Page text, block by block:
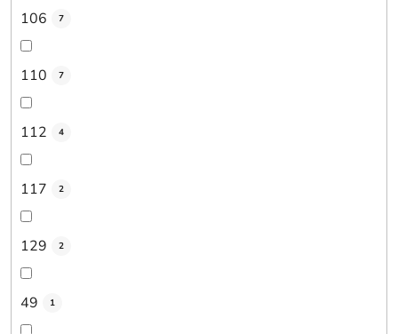
106 7
110 7
112 4
117 2
129 2
49 1